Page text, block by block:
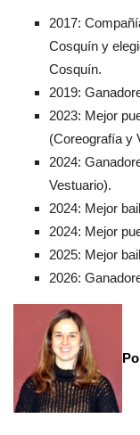
2017:
Cosquín y
Cosquín.
2019:
2023: Mejor
(Coreografía y
2024:
Vestuario).
2024: Mejor
2024: Mejor
2025: Mejor
2026: